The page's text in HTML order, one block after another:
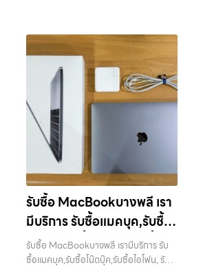
บริการรับซื้อ มือถือและอุปกรณ์ iPhone,
Samsung, iPad, แท็บเล็ต ทุกยี่ห้อ พร้อม
ให้บริการในพื้นที่ ลาดพร้าว รัชดา บางรัก
แจ้งวัฒนะ บางแค วัชรพล รามอินทรา รับ
ซื้อสินค้าไอทีเสนานิคม — รับซื้อโทรศัพท์,
รับซื้อแมคบุค, รับซื้อโน๊ตบุ๊ค, รับซื้อแท็บเล็ต,
หรือบริการอื่นๆ เกี่ยวกับสินค้าไอที
กรุงเทพฯ เราพร้อมให้บริการครบวงจร รับ
ซื้อสินค้าไอทีเสนานิคม รับซื้อโทรศัพท์, รับ
ซื้อแมคบุค, รับซื้อโน๊ตบุ๊ค, รับซื้อแท็บเล็ต,
หรือบริการอื่นๆ เกี่ยวกับสินค้าไอที
กรุงเทพฯ… รับซื้อสินค้าไอทีเสนานิคม รับ
ซื้อ iPad และแท็บเล็ตทุกแบรนด์ ทุกสภาพ
— ขอขายง่าย ได้เงินเร็ว ประสบการณ์
เหนือระดับกับการ รับซื้อไอโฟน, รับซื้อไอ
แพด, รับซื้อมือถือ ยินดีต้อนรับสู่ “รับซื้อ
ขายมือถือ.com” เว็บไซต์ที่คุณไว้วางใจได้
รับซื้อ MacBookบางพลี เรา
มีบริการ รับซื้อแมคบุค,รับซื้อ
โน๊ตบุ๊ค,รับซื้อไอโฟน, รับซื้อไอ
แพด, รับซื้อมือถือ หรือ รับซื้อ
รับซื้อ MacBookบางพลี เรามีบริการ รับ
ซื้อแมคบุค,รับซื้อโน๊ตบุ๊ค,รับซื้อไอโฟน, รับ